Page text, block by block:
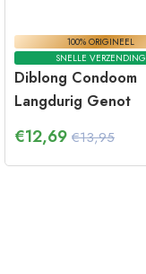
100% ORIGINEEL
SNELLE VERZENDING
Diblong Condoom
Langdurig Genot
€12,69 €13,95